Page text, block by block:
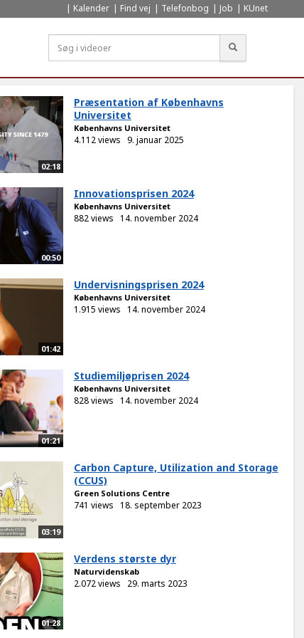
Kalender Find vej Telefonbog Job KUnet
02:18
Præsentation af Københavns
Universitet
Københavns Universitet
4.112 views 9. januar 2025
00:50
Innovationsprisen 2024
Københavns Universitet
882 views 14. november 2024
01:42
Undervisningsprisen 2024
Københavns Universitet
1.915 views 14. november 2024
01:21
Studiemiljøprisen 2024
Københavns Universitet
828 views 14. november 2024
03:19
Carbon Capture, Utilization and Storage
(CCUS)
Green Solutions Centre
741 views 18. september 2023
01:28
Verdens største dyr
Naturvidenskab
2.072 views 29. marts 2023